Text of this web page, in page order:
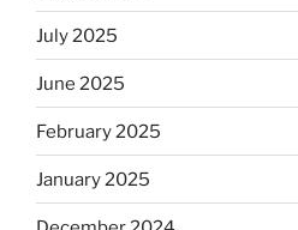
July 2025
June 2025
February 2025
January 2025